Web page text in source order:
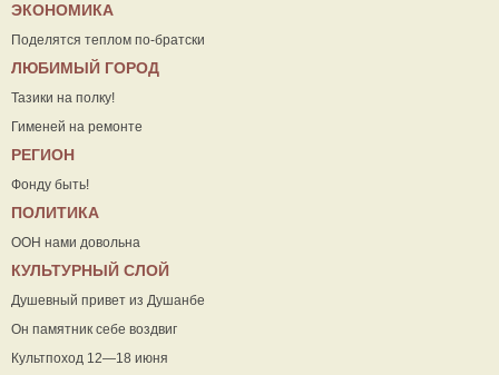
ЭКОНОМИКА
Поделятся теплом по-братски
ЛЮБИМЫЙ ГОРОД
Тазики на полку!
Гименей на ремонте
РЕГИОН
Фонду быть!
ПОЛИТИКА
ООН нами довольна
КУЛЬТУРНЫЙ СЛОЙ
Душевный привет из Душанбе
Он памятник себе воздвиг
Культпоход 12—18 июня